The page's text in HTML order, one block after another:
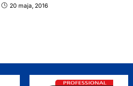
20 maja, 2016